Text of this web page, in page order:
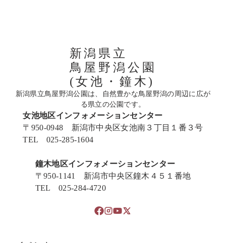
新潟県立
鳥屋野潟公園
(女池・鐘木)
新潟県立鳥屋野潟公園は、自然豊かな鳥屋野潟の周辺に広が
る県立の公園です。
女池地区インフォメーションセンター
〒950-0948 新潟市中央区女池南３丁目１番３号
TEL 025-285-1604
鐘木地区インフォメーションセンター
〒950-1141 新潟市中央区鐘木４５１番地
TEL 025-284-4720